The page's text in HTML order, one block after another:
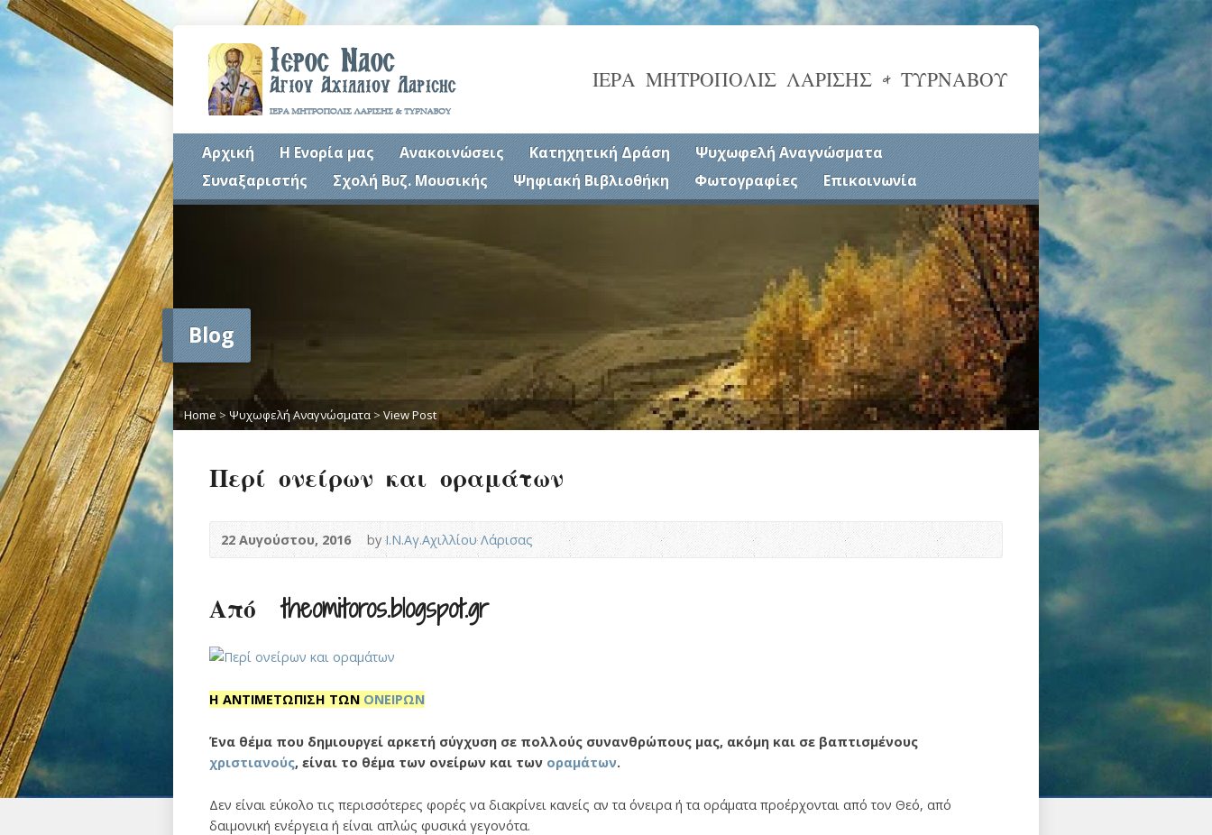
ΙΕΡΑ ΜΗΤΡΟΠΟΛΙΣ ΛΑΡΙΣΗΣ & ΤΥΡΝΑΒΟΥ
Αρχική Η Ενορία μας Ανακοινώσεις Κατηχητική Δράση
Ψυχωφελή Αναγνώσματα
Συναξαριστής
Σχολή Βυζ. Μουσικής Ψηφιακή Βιβλιοθήκη Φωτογραφίες Επικοινωνία
Blog
Home > Ψυχωφελή Αναγνώσματα > View Post
Περί ονείρων και οραμάτων
22 Αυγούστου, 2016 byΙ.Ν.Αγ.Αχιλλίου Λάρισας
Από theomitoros.blogspot.gr
Η ΑΝΤΙΜΕΤΩΠΙΣΗ ΤΩΝ ΟΝΕΙΡΩΝ
Ένα θέμα που δημιουργεί αρκετή σύγχυση σε πολλούς συνανθρώπους μας, ακόμη και σε βαπτισμένους
χριστιανούς, είναι το θέμα των ονείρων και των οραμάτων.
Δεν είναι εύκολο τις περισσότερες φορές να διακρίνει κανείς αν τα όνειρα ή τα οράματα προέρχονται από τον Θεό, από
δαιμονική ενέργεια ή είναι απλώς φυσικά γεγονότα.